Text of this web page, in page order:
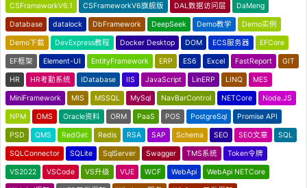
CSFrameworkV6.1 CSFrameworkV6旗舰版 DAL数据访问层 DaMeng
Database datalock DbFramework DeepSeek Demo教学 Demo实例
Demo下载 DevExpress教程 Docker Desktop DOM ECS服务器 EFCore
EF框架 Element-UI EntityFramework ERP ES6 Excel FastReport GIT
HR HR考勤系统 IDatabase IIS JavaScript LinERP LINQ MES
MiniFramework MIS MSSQL MySql NavBarControl NETCore Node.JS
NPM OMS Oracle资料 ORM PaaS POS PostgreSql Promise API
PSD QMS RedGet Redis RSA SAP Schema SEO SEO文章 SQL
SQLConnector SQLite SqlServer Swagger TMS系统 Token令牌
VS2022 VSCode VS升级 VUE WCF WebApi WebApi NETCore